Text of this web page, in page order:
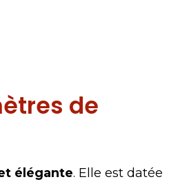
de
élégante. Elle est datée